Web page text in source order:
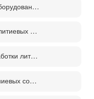
Лучший в Китае производитель оборудования для переработки литий-ионных аккумуляторов
Оборудование для переработки литиевых батарей демонтаж отслуживших свой срок батарей процесс переработки м
Машина для дробления и переработки литиевых батарей
Завод по переработке поликремниевых солнечных панелей PV